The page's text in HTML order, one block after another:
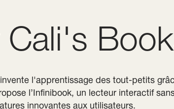
l'apprentissage des tout-petits
l’Infinibook, un lecteur interactif
innovantes aux utilisateurs.